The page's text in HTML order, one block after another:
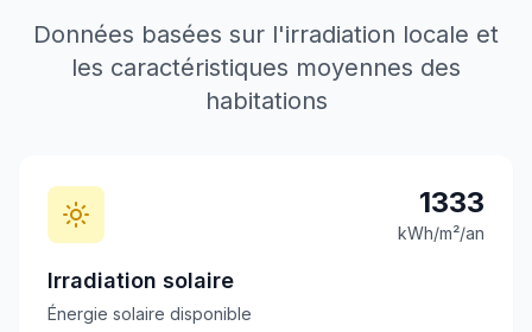
Données basées sur l'irradiation locale et
les caractéristiques moyennes des
habitations
1333
kWh/m²/an
Irradiation solaire
Énergie solaire disponible